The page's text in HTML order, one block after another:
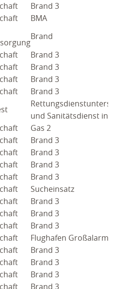
2019
2012
Brand 3
BMA
Brand
Brand 3
Brand 3
Brand 3
Brand 3
und Sanitätsdienst in
Gas 2
Brand 3
Brand 3
Brand 3
Brand 3
Sucheinsatz
Brand 3
Brand 3
Brand 3
Flughafen Großalarm
Brand 3
Brand 3
Brand 3
Brand 3